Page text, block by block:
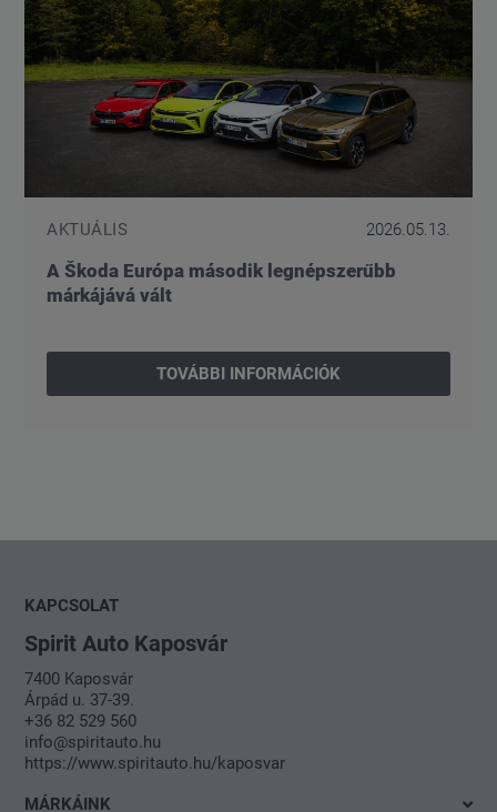
AKTUÁLIS 2026.05.13.
A Škoda Európa második legnépszerűbb
márkájává vált
TOVÁBBI INFORMÁCIÓK
KAPCSOLAT
Spirit Auto Kaposvár
7400 Kaposvár
Árpád u. 37-39.
+36 82 529 560
info@spiritauto.hu
https://www.spiritauto.hu/kaposvar
MÁRKÁINK